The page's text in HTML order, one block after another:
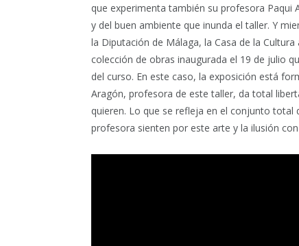
que experimenta también su profesora Paqui
y del buen ambiente que inunda el taller. Y
la Diputación de Málaga, la Casa de la
colección de obras inaugurada el 19 de julio
del curso. En este caso, la exposición está
Aragón, profesora de este taller, da total
quieren. Lo que se refleja en el conjunto
profesora sienten por este arte y la ilusión